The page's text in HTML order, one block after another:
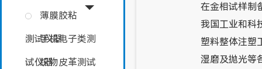
薄膜胶粘
测试仪器
手机电子类测
试仪器织物皮革测试
在金相试样制
我国工业和科
塑料整体注塑
湿磨及抛光等